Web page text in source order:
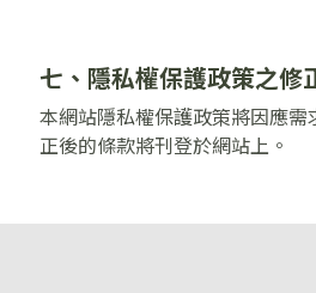
七、隱私權保護政策之修
本網站隱私權保護政策將因應
正後的條款將刊登於網站上。